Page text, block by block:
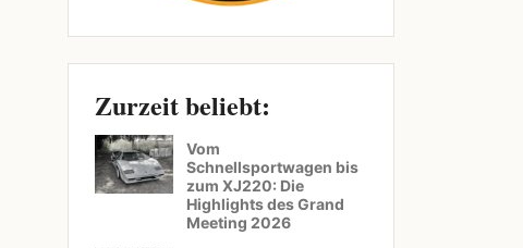
Zurzeit beliebt:
Vom
Schnellsportwagen bis
zum XJ220: Die
Highlights des Grand
Meeting 2026